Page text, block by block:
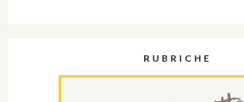
RUBRICHE